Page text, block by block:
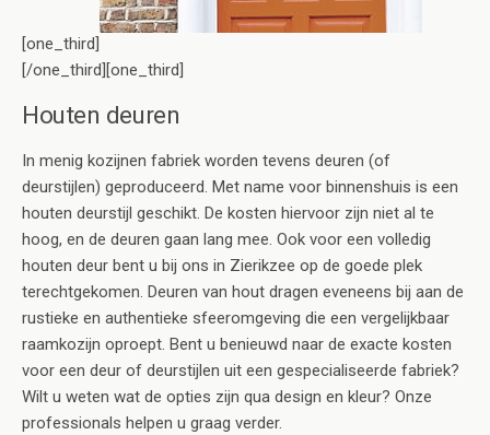
[one_third]
[/one_third][one_third]
Houten deuren
In menig kozijnen fabriek worden tevens deuren (of
deurstijlen) geproduceerd. Met name voor binnenshuis is een
houten deurstijl geschikt. De kosten hiervoor zijn niet al te
hoog, en de deuren gaan lang mee. Ook voor een volledig
houten deur bent u bij ons in Zierikzee op de goede plek
terechtgekomen. Deuren van hout dragen eveneens bij aan de
rustieke en authentieke sfeeromgeving die een vergelijkbaar
raamkozijn oproept. Bent u benieuwd naar de exacte kosten
voor een deur of deurstijlen uit een gespecialiseerde fabriek?
Wilt u weten wat de opties zijn qua design en kleur? Onze
professionals helpen u graag verder.